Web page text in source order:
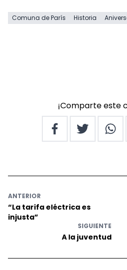
Comuna de París Historia
¡Comparte este
ANTERIOR
“La tarifa eléctrica es
injusta”
SIGUIENTE
A la juventud